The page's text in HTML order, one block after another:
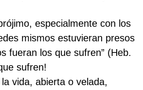
especialmente con los
mismos estuvieran presos
fueran los que sufren” (Heb.
sufren!
vida, abierta o velada,